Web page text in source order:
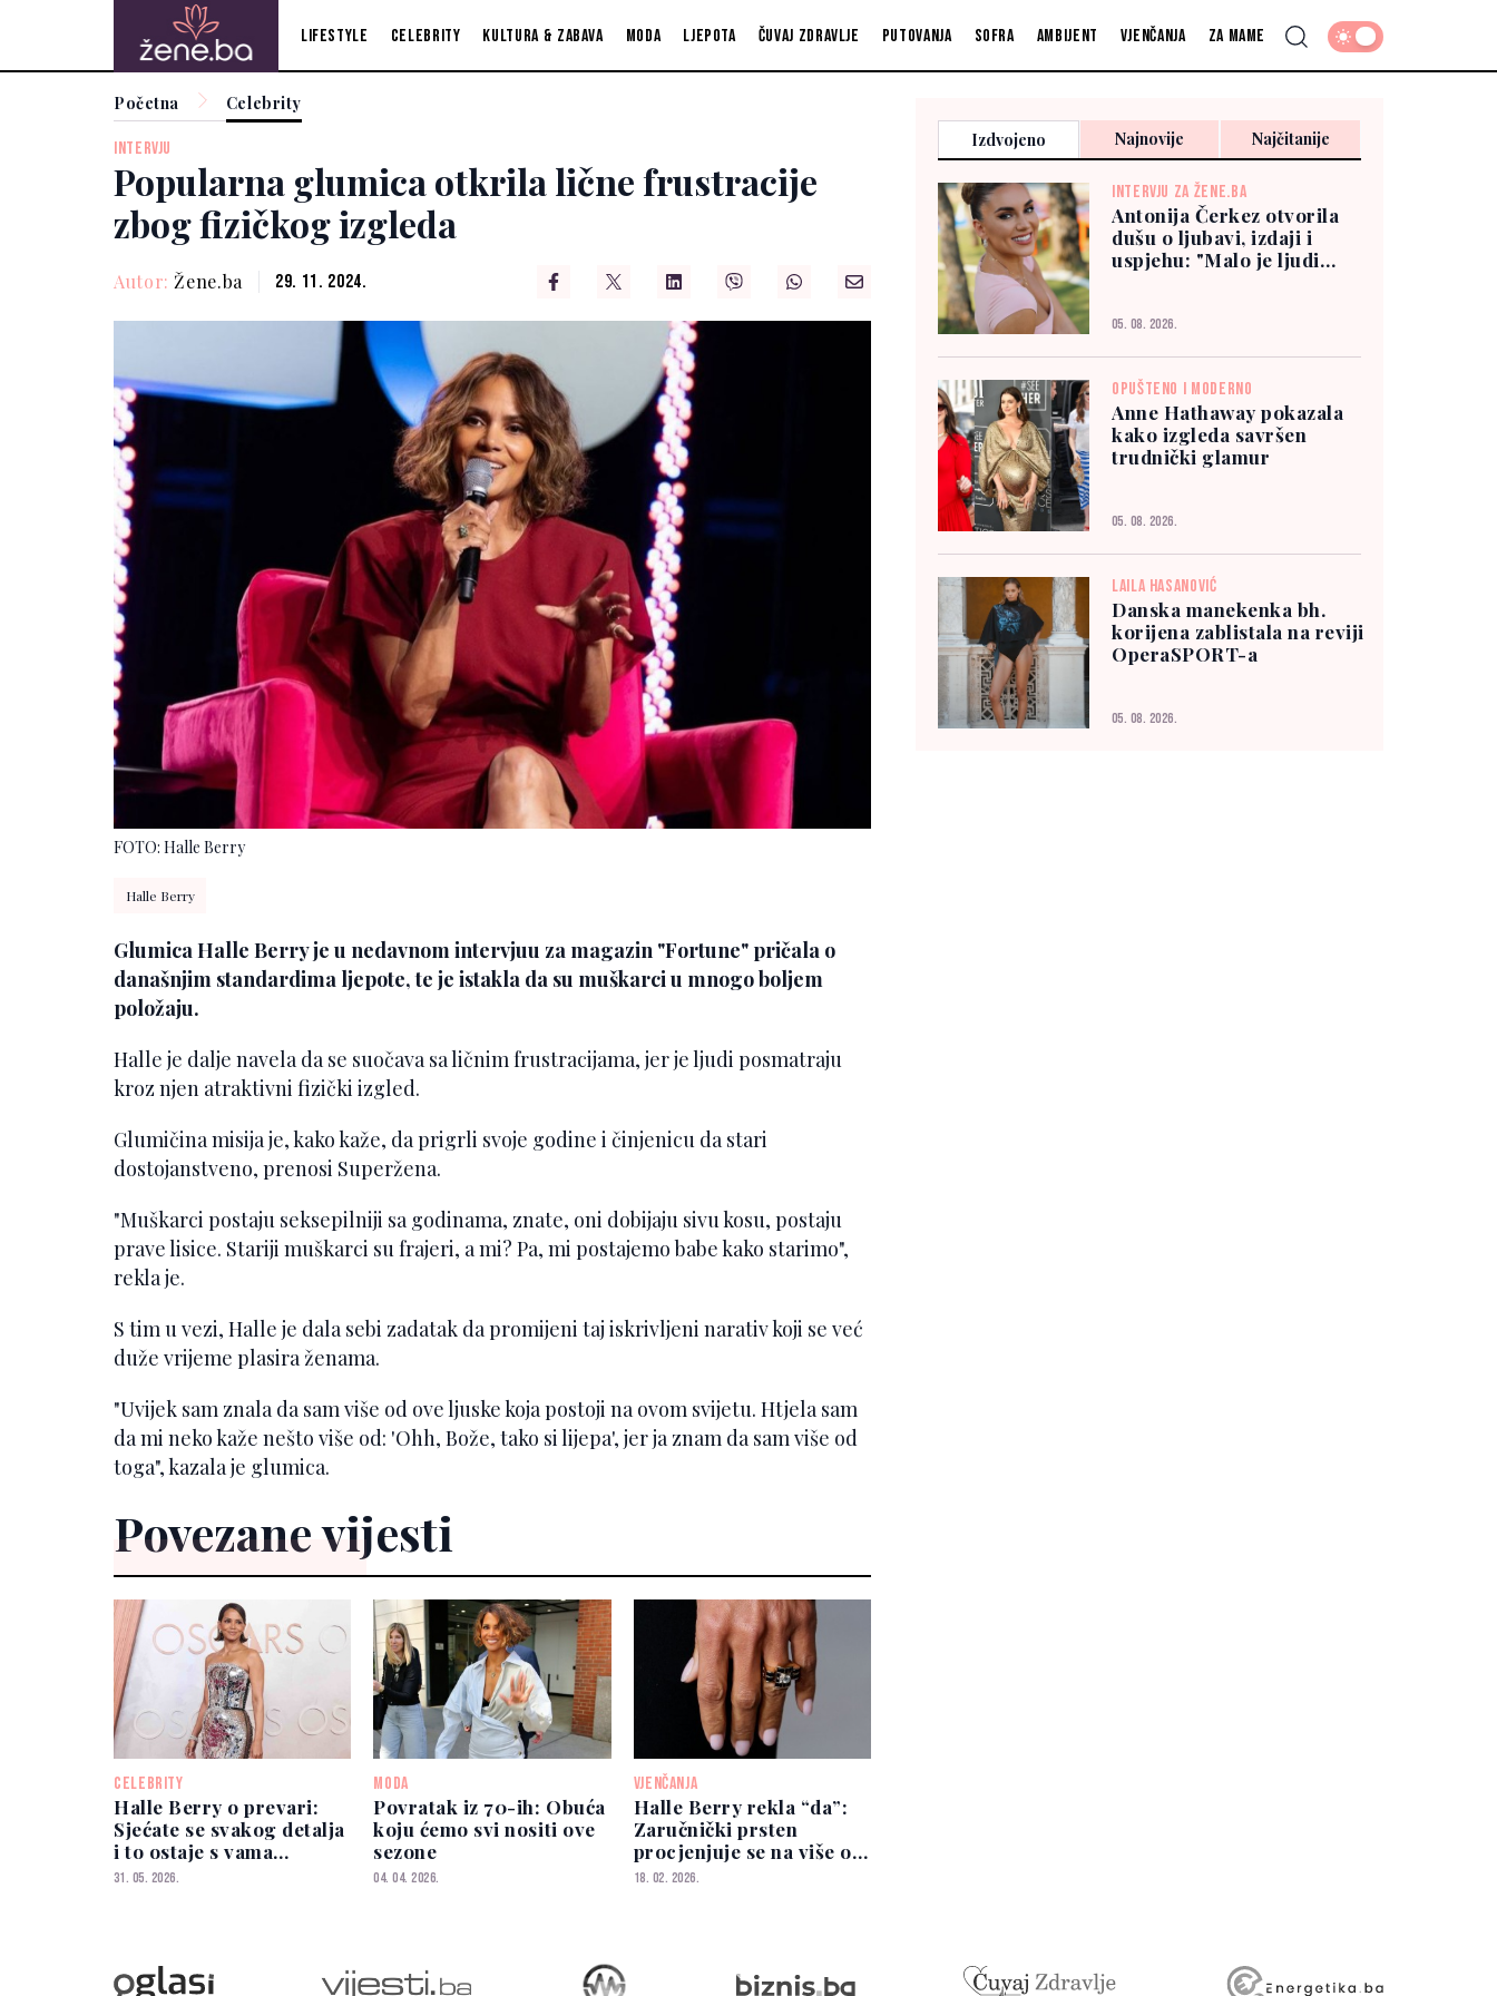
Lifestyle Celebrity Kultura & zabava Moda Ljepota Čuvaj zdravlje Putovanja Sofra Ambijent Vjenčanja Za mame
Početna Celebrity
INTERVJU
Popularna glumica otkrila lične frustracije
zbog fizičkog izgleda
Autor: Žene.ba 29. 11. 2024.
FOTO: Halle Berry
Halle Berry
Glumica Halle Berry je u nedavnom intervjuu za magazin "Fortune" pričala o
današnjim standardima ljepote, te je istakla da su muškarci u mnogo boljem
položaju.
Halle je dalje navela da se suočava sa ličnim frustracijama, jer je ljudi posmatraju
kroz njen atraktivni fizički izgled.
Glumičina misija je, kako kaže, da prigrli svoje godine i činjenicu da stari
dostojanstveno, prenosi Superžena.
"Muškarci postaju seksepilniji sa godinama, znate, oni dobijaju sivu kosu, postaju
prave lisice. Stariji muškarci su frajeri, a mi? Pa, mi postajemo babe kako starimo",
rekla je.
S tim u vezi, Halle je dala sebi zadatak da promijeni taj iskrivljeni narativ koji se već
duže vrijeme plasira ženama.
"Uvijek sam znala da sam više od ove ljuske koja postoji na ovom svijetu. Htjela sam
da mi neko kaže nešto više od: 'Ohh, Bože, tako si lijepa', jer ja znam da sam više od
toga", kazala je glumica.
Povezane vijesti
CELEBRITY
Halle Berry o prevari:
Sjećate se svakog detalja
i to ostaje s vama
zauvijek
31. 05. 2026.
MODA
Povratak iz 70-ih: Obuća
koju ćemo svi nositi ove
sezone
04. 04. 2026.
VJENČANJA
Halle Berry rekla “da”:
Zaručnički prsten
procjenjuje se na više od
200.000 dolara
18. 02. 2026.
Izdvojeno Najnovije Najčitanije
INTERVJU ZA ŽENE.BA
Antonija Čerkez otvorila
dušu o ljubavi, izdaji i
uspjehu: "Malo je ljudi
05. 08. 2026.
OPUŠTENO I MODERNO
Anne Hathaway pokazala
kako izgleda savršen
trudnički glamur
05. 08. 2026.
LAILA HASANOVIĆ
Danska manekenka bh.
korijena zablistala na reviji
OperaSPORT-a
05. 08. 2026.